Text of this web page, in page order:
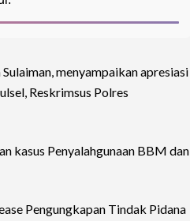
Sulaiman, menyampaikan apresiasi
Reskrimsus Polres
kasus Penyalahgunaan BBM dan
Pengungkapan Tindak Pidana